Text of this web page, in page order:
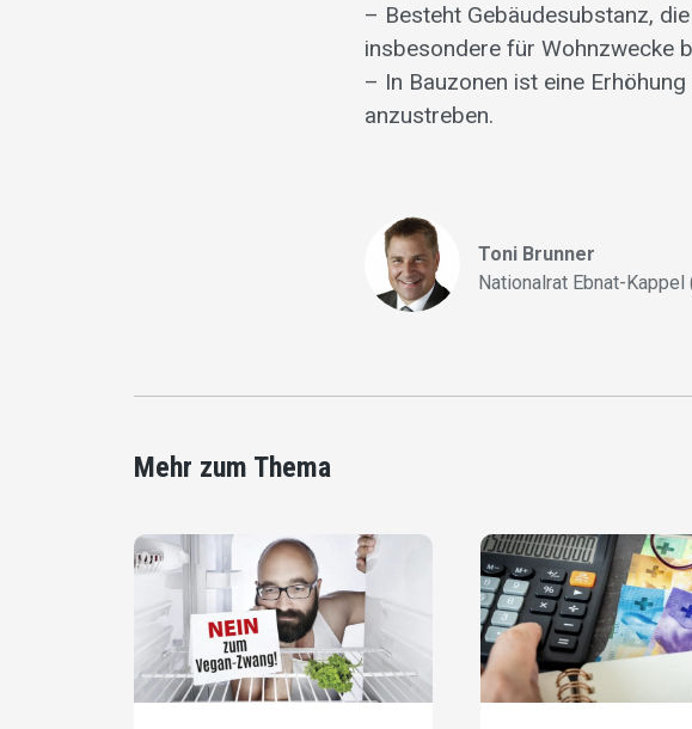
– Besteht Gebäudesubstanz,
insbesondere für Wohnzwecke
– In Bauzonen ist eine
anzustreben.
Toni Brunner
Nationalrat Ebnat-Kappel
Mehr zum Thema